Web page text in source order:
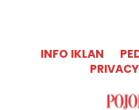
INFO IKLAN